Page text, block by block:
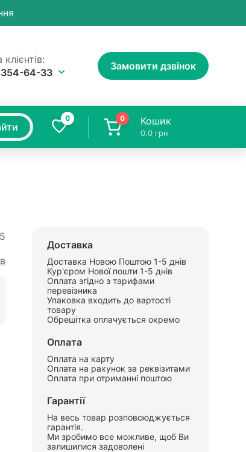
64-33
Замовити дзвінок
0 0 Кошик
0.0 грн
Доставка
Доставка Новою Поштою 1-5 днів
Кур'єром Нової пошти 1-5 днів
Оплата згідно з тарифами
перевізника
Упаковка входить до вартості
товару
Обрешітка оплачується окремо
Оплата
Оплата на карту
Оплата на рахунок за реквізитами
Оплата при отриманні поштою
Гарантії
На весь товар розповсюджується
гарантія.
Ми зробимо все можливе, щоб Ви
залишилися задоволені